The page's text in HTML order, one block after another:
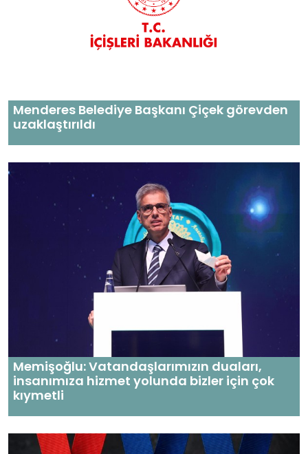
Menderes Belediye Başkanı Çiçek görevden
uzaklaştırıldı
Memişoğlu: Vatandaşlarımızın duaları,
insanımıza hizmet yolunda bizler için çok
kıymetli